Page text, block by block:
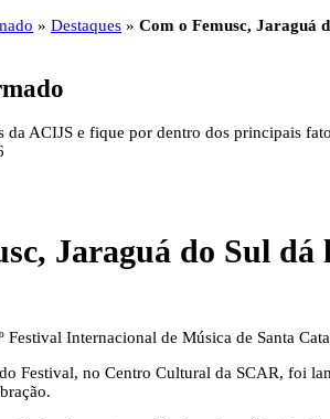
» Destaques » Com o Femusc, Jaraguá
da ACIJS e fique por dentro dos principais
Jaraguá do Sul dá
Festival Internacional de Música de Santa
Festival, no Centro Cultural da SCAR, foi